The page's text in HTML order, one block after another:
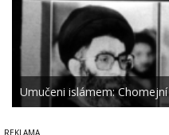
Umučeni islámem: